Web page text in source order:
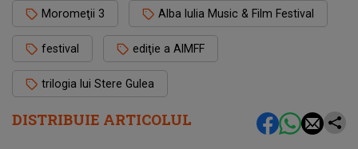
DISTRIBUIE ARTICOLUL
Moromeţii 3 Alba Iulia Music & Film Festival
festival ediţie a AIMFF
trilogia lui Stere Gulea